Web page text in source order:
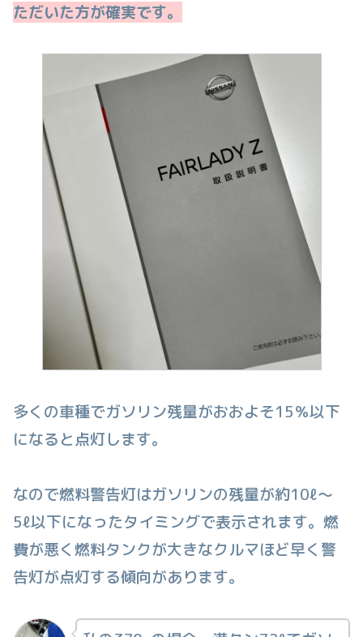
ただいた方が確実です。
多くの車種でガソリン残量がおおよそ15％以下
になると点灯します。
なので燃料警告灯はガソリンの残量が約10ℓ〜
5ℓ以下になったタイミングで表示されます。燃
費が悪く燃料タンクが大きなクルマほど早く警
告灯が点灯する傾向があります。